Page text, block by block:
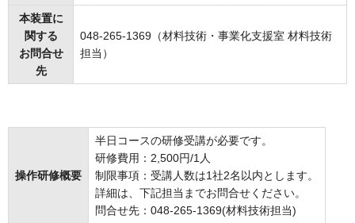
本装置に
関する
お問合せ
先
048-265-1369（材料技術・事業化支援室 材料技術
担当）
操作研修概要
半日コースの研修受講が必要です。
研修費用：2,500円/1人
制限事項：受講人数は1社2名以内とします。
詳細は、下記担当までお問合せください。
問合せ先：048-265-1369(材料技術担当)